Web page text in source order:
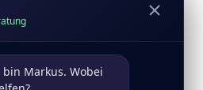
bin Markus. Wobei